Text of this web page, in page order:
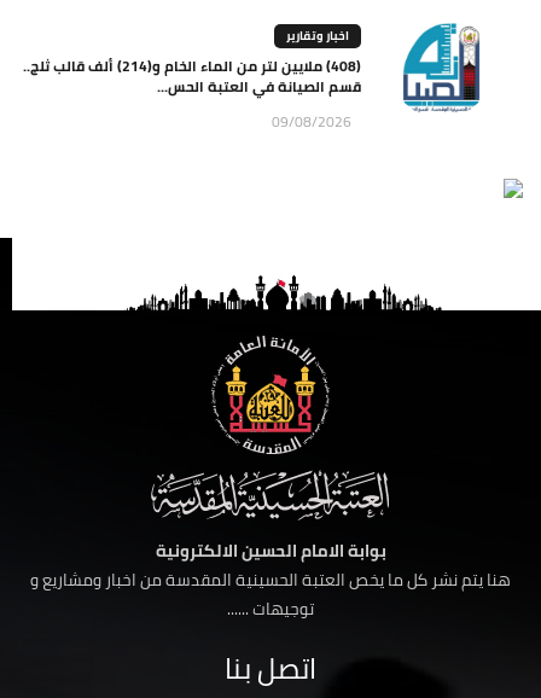
اخبار وتقارير
(408) ملايين لتر من الماء الخام و(214) ألف قالب ثلج..
قسم الصيانة في العتبة الحس...
09/08/2026
بوابة الامام الحسين الالكترونية
هنا يتم نشر كل ما يخص العتبة الحسينية المقدسة من اخبار ومشاريع و
توجيهات ......
اتصل بنا